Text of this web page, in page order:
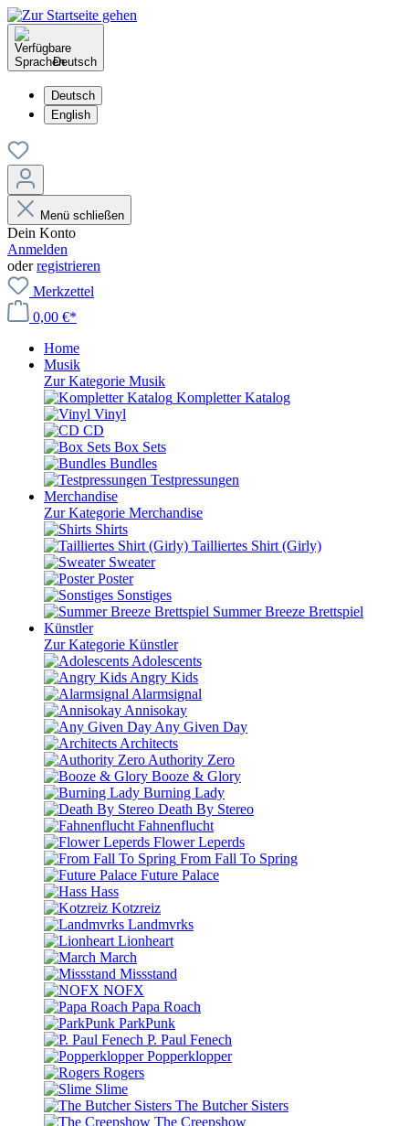
Deutsch
Deutsch
English
Menü schließen
Dein Konto
Anmelden
oderregistrieren
Merkzettel
0,00 €*
Home
Musik
Zur Kategorie Musik
Kompletter Katalog
Vinyl
CD
Box Sets
Bundles
Testpressungen
Merchandise
Zur Kategorie Merchandise
Shirts
Tailliertes Shirt (Girly)
Sweater
Poster
Sonstiges
Summer Breeze Brettspiel
Künstler
Zur Kategorie Künstler
Adolescents
Angry Kids
Alarmsignal
Annisokay
Any Given Day
Architects
Authority Zero
Booze & Glory
Burning Lady
Death By Stereo
Fahnenflucht
Flower Leperds
From Fall To Spring
Future Palace
Hass
Kotzreiz
Landmvrks
Lionheart
March
Missstand
NOFX
Papa Roach
ParkPunk
P. Paul Fenech
Popperklopper
Rogers
Slime
The Butcher Sisters
The Creepshow